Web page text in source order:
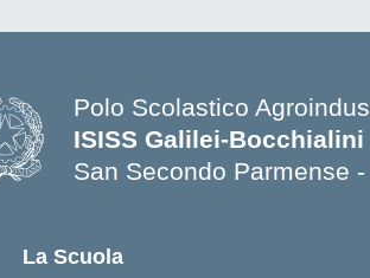
Polo Scolastico
ISISS Galilei-Bocchialini
San Secondo Parmense
La Scuola